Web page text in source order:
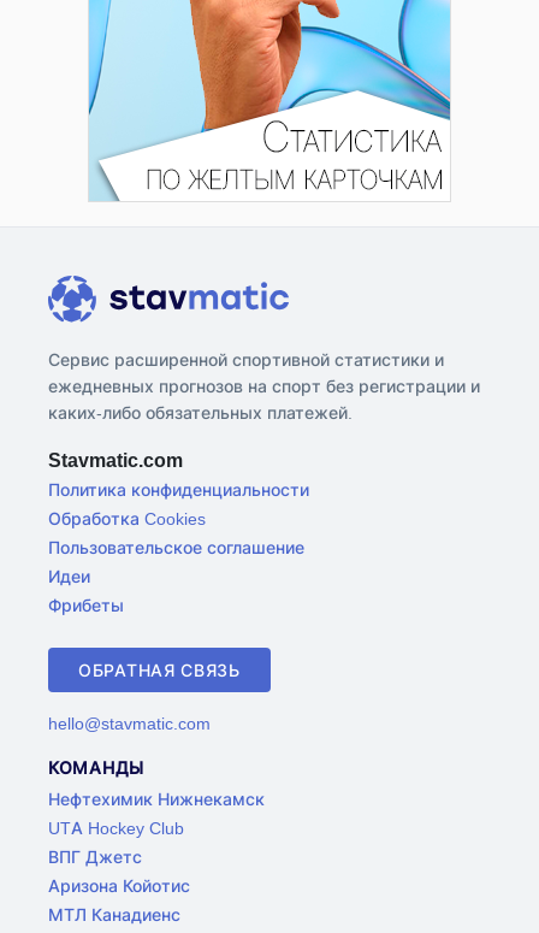
Сервис расширенной спортивной статистики и
ежедневных прогнозов на спорт без регистрации и
каких-либо обязательных платежей.
Stavmatic.com
Политика конфиденциальности
Обработка Cookies
Пользовательское соглашение
Идеи
Фрибеты
ОБРАТНАЯ СВЯЗЬ
hello@stavmatic.com
КОМАНДЫ
Нефтехимик Нижнекамск
UTA Hockey Club
ВПГ Джетс
Аризона Койотис
МТЛ Канадиенс